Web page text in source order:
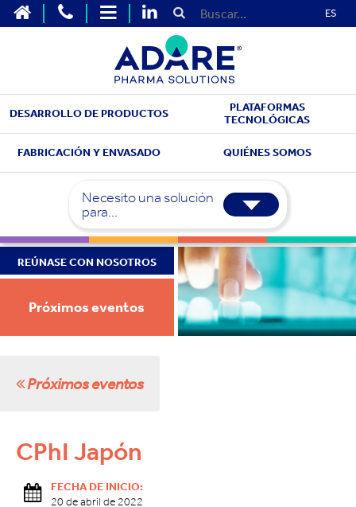
ES
DESARROLLO DE PRODUCTOS
PLATAFORMAS
TECNOLÓGICAS
FABRICACIÓN Y ENVASADO QUIÉNES SOMOS
Necesito una solución
para...
REÚNASE CON NOSOTROS
Próximos eventos
Próximos eventos
CPhI Japón
FECHA DE INICIO:
20 de abril de 2022